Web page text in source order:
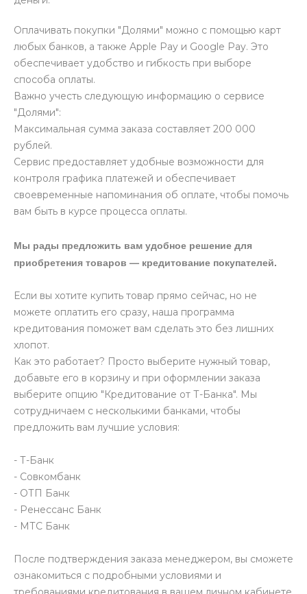
Оплачивать покупки "Долями" можно с помощью карт
любых банков, а также Apple Pay и Google Pay. Это
обеспечивает удобство и гибкость при выборе
способа оплаты.
Важно учесть следующую информацию о сервисе
"Долями":
Максимальная сумма заказа составляет 200 000
рублей.
Сервис предоставляет удобные возможности для
контроля графика платежей и обеспечивает
своевременные напоминания об оплате, чтобы помочь
вам быть в курсе процесса оплаты.
Мы рады предложить вам удобное решение для
приобретения товаров — кредитование покупателей.
Если вы хотите купить товар прямо сейчас, но не
можете оплатить его сразу, наша программа
кредитования поможет вам сделать это без лишних
хлопот.
Как это работает? Просто выберите нужный товар,
добавьте его в корзину и при оформлении заказа
выберите опцию "Кредитование от Т-Банка". Мы
сотрудничаем с несколькими банками, чтобы
предложить вам лучшие условия:
- Т-Банк
- Совкомбанк
- ОТП Банк
- Ренессанс Банк
- МТС Банк
После подтверждения заказа менеджером, вы сможете
ознакомиться с подробными условиями и